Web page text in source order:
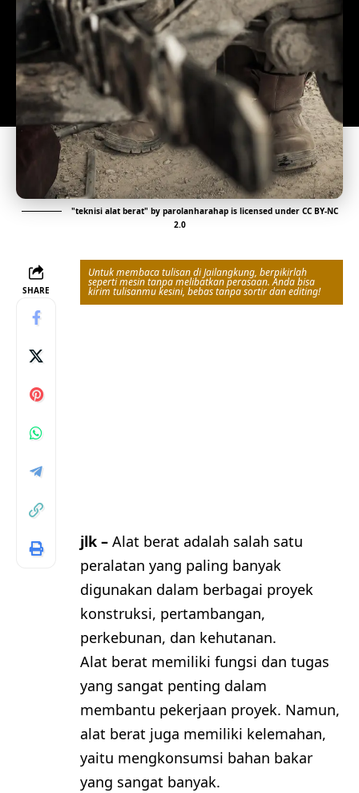
"teknisi alat berat" by parolanharahapis licensed under CC BY-NC
2.0
SHARE
Untuk membaca tulisan di Jailangkung, berpikirlah
seperti mesin tanpa melibatkan perasaan. Anda bisa
kirim tulisanmu kesini, bebas tanpa sortir dan editing!
jlk – Alat berat adalah salah satu
peralatan yang paling banyak
digunakan dalam berbagai proyek
konstruksi, pertambangan,
perkebunan, dan kehutanan.
Alat berat memiliki fungsi dan tugas
yang sangat penting dalam
membantu pekerjaan proyek. Namun,
alat berat juga memiliki kelemahan,
yaitu mengkonsumsi bahan bakar
yang sangat banyak.